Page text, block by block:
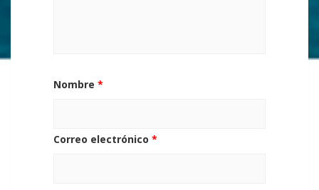
Nombre *
Correo electrónico *